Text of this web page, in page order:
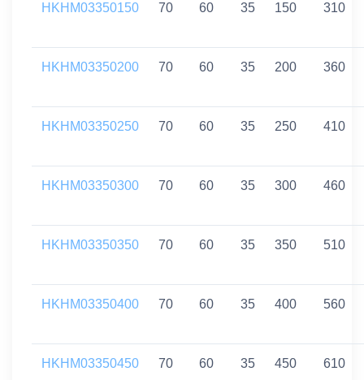
HKHM03350150 70 60 35 150 310
HKHM03350200 70 60 35 200 360
HKHM03350250 70 60 35 250 410
HKHM03350300 70 60 35 300 460
HKHM03350350 70 60 35 350 510
HKHM03350400 70 60 35 400 560
HKHM03350450 70 60 35 450 610